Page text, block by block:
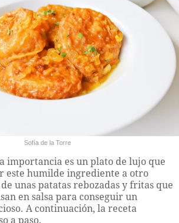
Sofía de la Torre
importancia es un plato de lujo que
este humilde ingrediente a otro
unas patatas rebozadas y fritas que
en salsa para conseguir un
A continuación, la receta
a paso.